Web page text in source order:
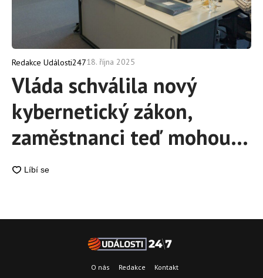
Redakce Události24718. října 2025
Vláda schválila nový
kybernetický zákon,
zaměstnanci teď mohou
být v práci nepříjemně
O nás Redakce Kontakt